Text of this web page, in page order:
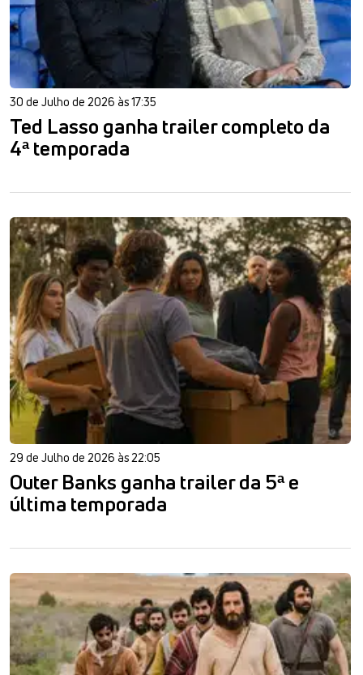
30 de Julho de 2026 às 17:35
Ted Lasso ganha trailer completo da
4ª temporada
29 de Julho de 2026 às 22:05
Outer Banks ganha trailer da 5ª e
última temporada